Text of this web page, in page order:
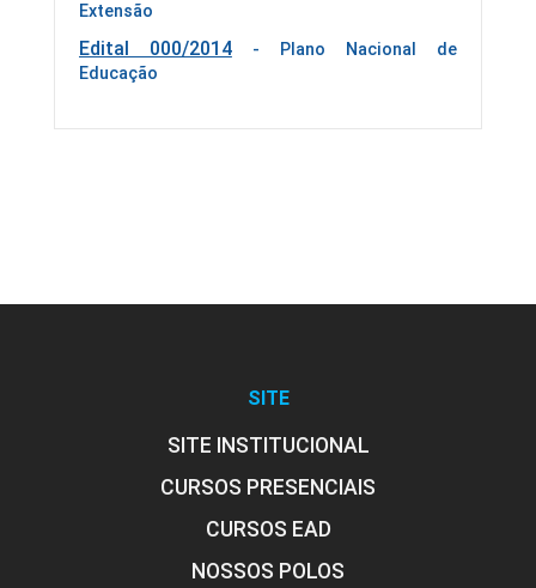
Extensão
Edital 000/2014- Plano Nacional de
Educação
SITE
SITE INSTITUCIONAL
CURSOS PRESENCIAIS
CURSOS EAD
NOSSOS POLOS